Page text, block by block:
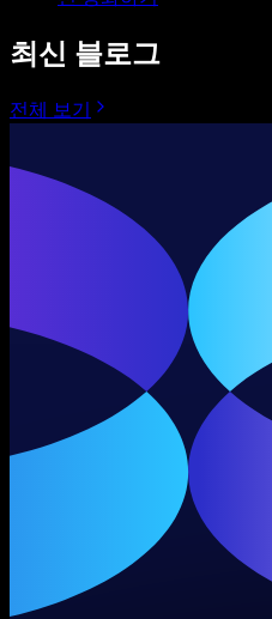
최신 블로그
전체 보기